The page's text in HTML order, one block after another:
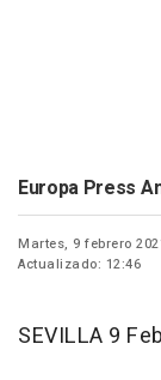
Europa Press
Martes, 9 febrero
Actualizado: 12:46
SEVILLA 9